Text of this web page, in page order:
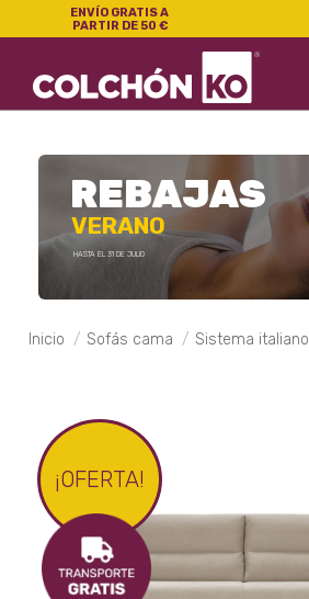
ENVÍO GRATIS A
PARTIR DE 50 €
VERANO
HASTA EL 31 DE JULIO
REBAJAS
Estás aquí:
Inicio Sofás cama Sistema italiano
¡OFERTA!